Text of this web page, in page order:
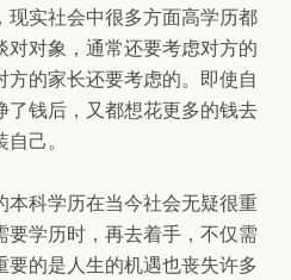
实社会中很多方面高学历都
对象，通常还要考虑对方的
的家长还要考虑的。即使自
了钱后，又都想花更多的钱去
己。
科学历在当今社会无疑很重
学历时，再去着手，不仅需
的是人生的机遇也丧失许多